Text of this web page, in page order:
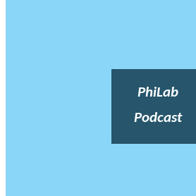
PhiLab
Podcast